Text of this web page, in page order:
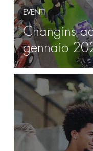
Changins
gennaio
EVENTI